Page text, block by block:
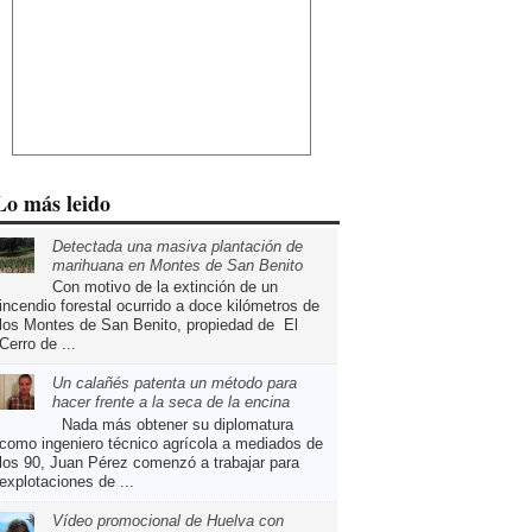
más leido
Detectada una masiva plantación de
marihuana en Montes de San Benito
Con motivo de la extinción de un
incendio forestal ocurrido a doce kilómetros de
los Montes de San Benito, propiedad de El
Cerro de ...
Un calañés patenta un método para
hacer frente a la seca de la encina
Nada más obtener su diplomatura
como ingeniero técnico agrícola a mediados de
los 90, Juan Pérez comenzó a trabajar para
explotaciones de ...
Vídeo promocional de Huelva con